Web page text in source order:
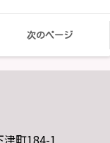
次のページ